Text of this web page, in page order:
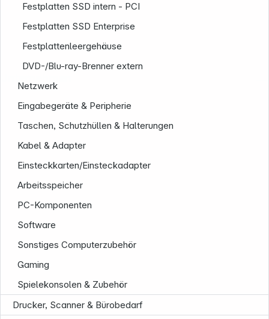
Festplatten SSD intern - PCI
Festplatten SSD Enterprise
Festplattenleergehäuse
DVD-/Blu-ray-Brenner extern
Netzwerk
Eingabegeräte & Peripherie
Taschen, Schutzhüllen & Halterungen
Kabel & Adapter
Einsteckkarten/Einsteckadapter
Arbeitsspeicher
PC-Komponenten
Software
Sonstiges Computerzubehör
Gaming
Spielekonsolen & Zubehör
Drucker, Scanner & Bürobedarf